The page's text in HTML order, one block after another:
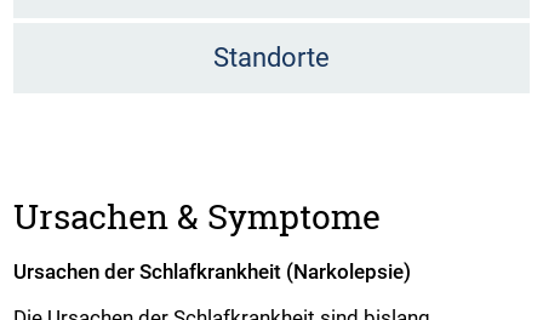
Standorte
Ursachen & Symptome
Ursachen der Schlafkrankheit (Narkolepsie)